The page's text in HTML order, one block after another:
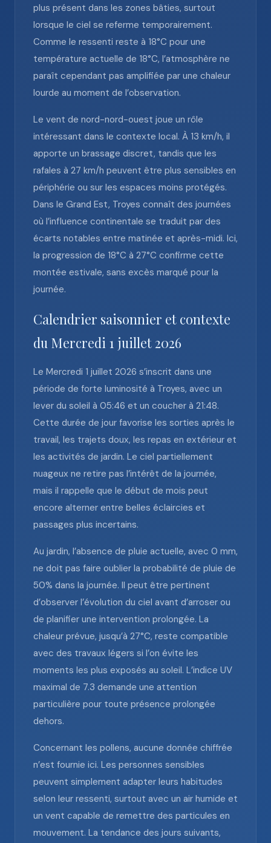
plus présent dans les zones bâties, surtout
lorsque le ciel se referme temporairement.
Comme le ressenti reste à 18°C pour une
température actuelle de 18°C, l’atmosphère ne
paraît cependant pas amplifiée par une chaleur
lourde au moment de l’observation.
Le vent de nord-nord-ouest joue un rôle
intéressant dans le contexte local. À 13 km/h, il
apporte un brassage discret, tandis que les
rafales à 27 km/h peuvent être plus sensibles en
périphérie ou sur les espaces moins protégés.
Dans le Grand Est, Troyes connaît des journées
où l’influence continentale se traduit par des
écarts notables entre matinée et après-midi. Ici,
la progression de 18°C à 27°C confirme cette
montée estivale, sans excès marqué pour la
journée.
Calendrier saisonnier et contexte
du Mercredi 1 juillet 2026
Le Mercredi 1 juillet 2026 s’inscrit dans une
période de forte luminosité à Troyes, avec un
lever du soleil à 05:46 et un coucher à 21:48.
Cette durée de jour favorise les sorties après le
travail, les trajets doux, les repas en extérieur et
les activités de jardin. Le ciel partiellement
nuageux ne retire pas l’intérêt de la journée,
mais il rappelle que le début de mois peut
encore alterner entre belles éclaircies et
passages plus incertains.
Au jardin, l’absence de pluie actuelle, avec 0 mm,
ne doit pas faire oublier la probabilité de pluie de
50% dans la journée. Il peut être pertinent
d’observer l’évolution du ciel avant d’arroser ou
de planifier une intervention prolongée. La
chaleur prévue, jusqu’à 27°C, reste compatible
avec des travaux légers si l’on évite les
moments les plus exposés au soleil. L’indice UV
maximal de 7.3 demande une attention
particulière pour toute présence prolongée
dehors.
Concernant les pollens, aucune donnée chiffrée
n’est fournie ici. Les personnes sensibles
peuvent simplement adapter leurs habitudes
selon leur ressenti, surtout avec un air humide et
un vent capable de remettre des particules en
mouvement. La tendance des jours suivants,